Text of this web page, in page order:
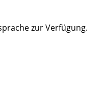
zur Verfügung.